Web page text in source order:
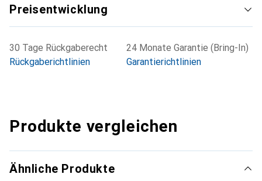
Preisentwicklung
30 Tage Rückgaberecht
Rückgaberichtlinien
24 Monate Garantie (Bring-In)
Garantierichtlinien
Produkte vergleichen
Ähnliche Produkte